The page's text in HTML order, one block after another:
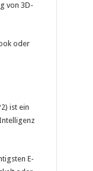
von 3D-
oder
ist ein
E-